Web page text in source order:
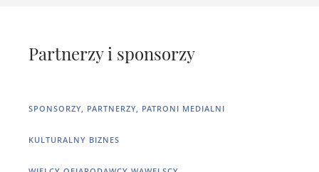
Partnerzy i sponsorzy
SPONSORZY, PARTNERZY, PATRONI MEDIALNI
KULTURALNY BIZNES